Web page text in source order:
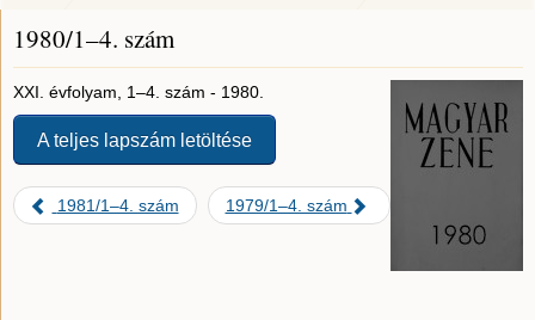
1980/1–4. szám
XXI. évfolyam, 1–4. szám - 1980.
A teljes lapszám letöltése
1981/1–4. szám 1979/1–4. szám